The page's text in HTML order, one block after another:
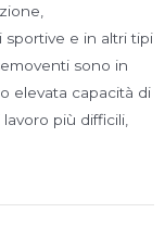
sportive e in altri tipi
sono in
elevata capacità di
più difficili,